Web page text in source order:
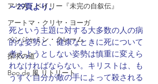
アリス・ベイリー『未完の自叙伝』
アートマ・クリヤ・ヨーガ
ベンジャミン・クレーム
探求の道
Boo de 風 リトリート
～29頁より。
死という主題に対する大多数の人の病
的な姿勢と、健康なときに死について
考えようとしない姿勢は慎重に変えら
れなければならない。キリストは、も
うすぐ自分が敵の手によって殺される